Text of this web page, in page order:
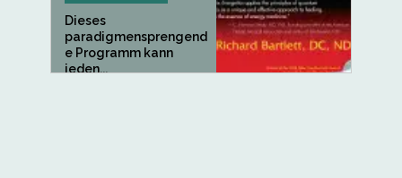
Dieses
paradigmensprengend
e Programm kann
jeden...